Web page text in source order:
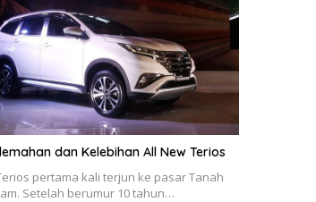
dan Kelebihan All New Terios
pertama kali terjun ke pasar Tanah
Setelah berumur 10 tahun…